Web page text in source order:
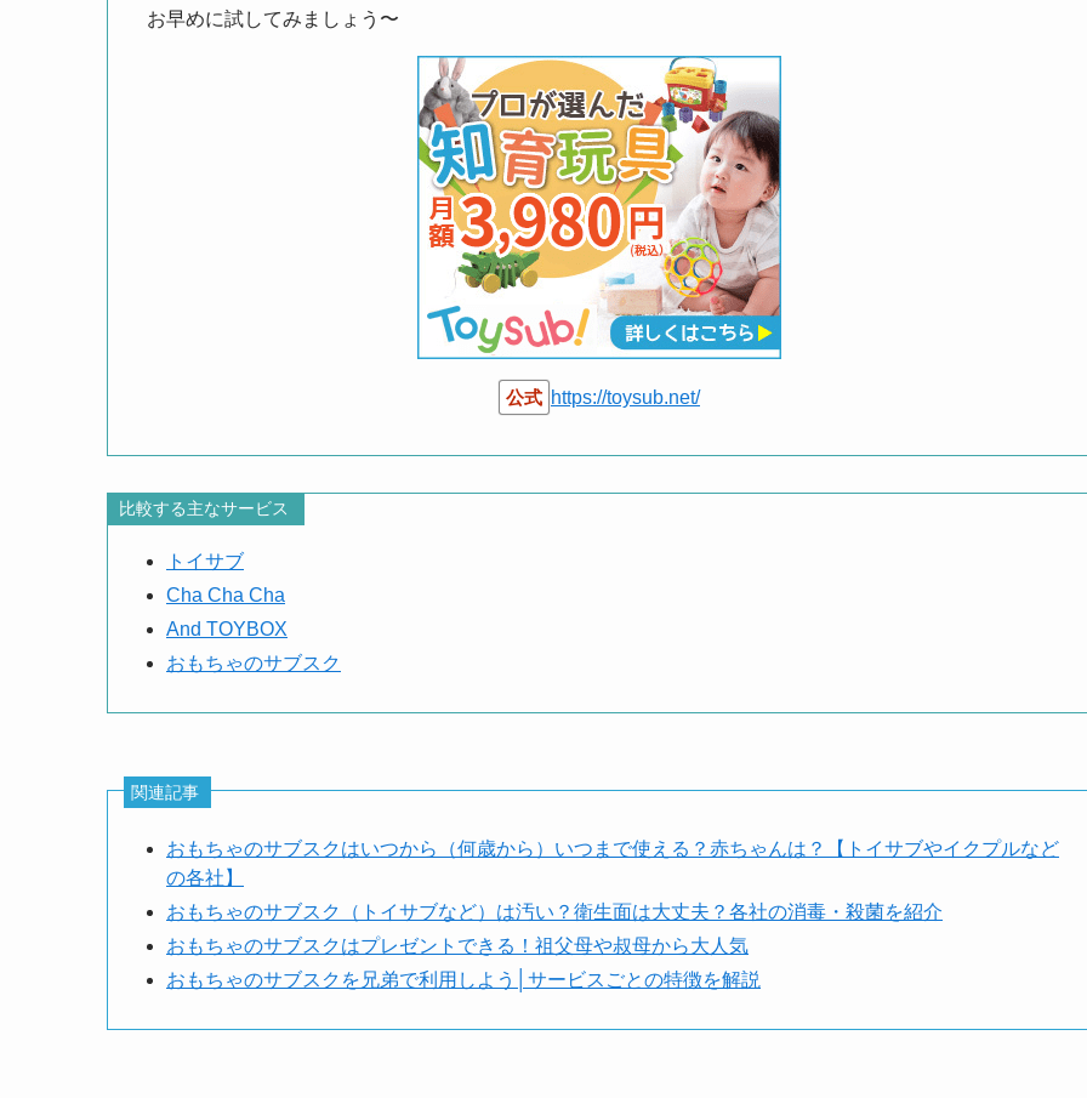
お早めに試してみましょう〜
公式 https://toysub.net/
比較する主なサービス
トイサブ
Cha Cha Cha
And TOYBOX
おもちゃのサブスク
関連記事
おもちゃのサブスクはいつから（何歳から）いつまで使える？赤ちゃんは？【トイサブやイクプルなど
の各社】
おもちゃのサブスク（トイサブなど）は汚い？衛生面は大丈夫？各社の消毒・殺菌を紹介
おもちゃのサブスクはプレゼントできる！祖父母や叔母から大人気
おもちゃのサブスクを兄弟で利用しよう│サービスごとの特徴を解説